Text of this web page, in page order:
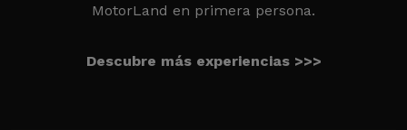
MotorLand en primera persona.
Descubre más experiencias >>>